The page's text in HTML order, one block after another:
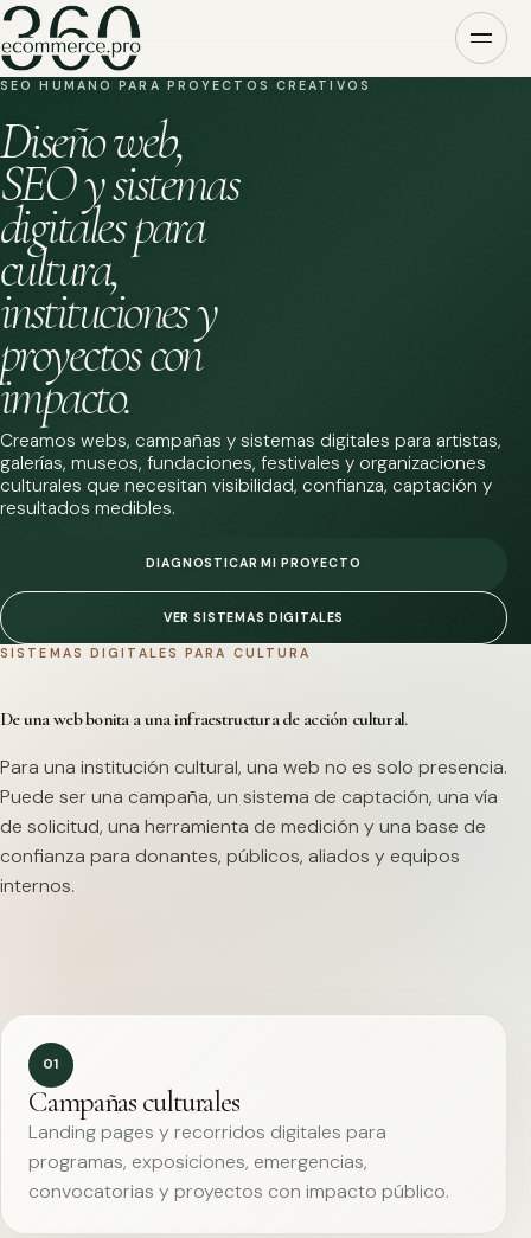
SEO HUMANO PARA PROYECTOS CREATIVOS
Diseño web,
SEO y sistemas
digitales para
cultura,
instituciones y
proyectos con
impacto.
Creamos webs, campañas y sistemas digitales para artistas,
galerías, museos, fundaciones, festivales y organizaciones
culturales que necesitan visibilidad, confianza, captación y
resultados medibles.
DIAGNOSTICAR MI PROYECTO
VER SISTEMAS DIGITALES
SISTEMAS DIGITALES PARA CULTURA
De una web bonita a una infraestructura de acción cultural.
Para una institución cultural, una web no es solo presencia.
Puede ser una campaña, un sistema de captación, una vía
de solicitud, una herramienta de medición y una base de
confianza para donantes, públicos, aliados y equipos
internos.
01
Campañas culturales
Landing pages y recorridos digitales para
programas, exposiciones, emergencias,
convocatorias y proyectos con impacto público.